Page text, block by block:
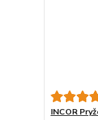
INCOR